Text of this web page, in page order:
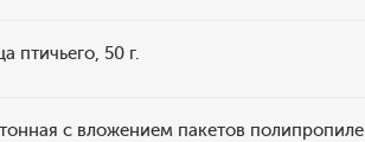
птичьего, 50 г.
с вложением пакетов